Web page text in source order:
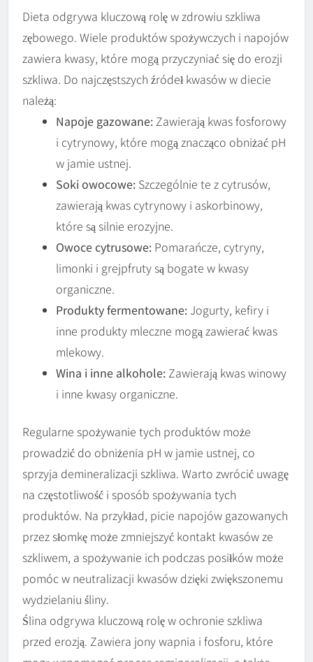
Dieta odgrywa kluczową rolę w zdrowiu szkliwa
zębowego. Wiele produktów spożywczych i napojów
zawiera kwasy, które mogą przyczyniać się do erozji
szkliwa. Do najczęstszych źródeł kwasów w diecie
należą:
Napoje gazowane: Zawierają kwas fosforowy
i cytrynowy, które mogą znacząco obniżać pH
w jamie ustnej.
Soki owocowe: Szczególnie te z cytrusów,
zawierają kwas cytrynowy i askorbinowy,
które są silnie erozyjne.
Owoce cytrusowe: Pomarańcze, cytryny,
limonki i grejpfruty są bogate w kwasy
organiczne.
Produkty fermentowane: Jogurty, kefiry i
inne produkty mleczne mogą zawierać kwas
mlekowy.
Wina i inne alkohole: Zawierają kwas winowy
i inne kwasy organiczne.
Regularne spożywanie tych produktów może
prowadzić do obniżenia pH w jamie ustnej, co
sprzyja demineralizacji szkliwa. Warto zwrócić uwagę
na częstotliwość i sposób spożywania tych
produktów. Na przykład, picie napojów gazowanych
przez słomkę może zmniejszyć kontakt kwasów ze
szkliwem, a spożywanie ich podczas posiłków może
pomóc w neutralizacji kwasów dzięki zwiększonemu
wydzielaniu śliny.
Ślina odgrywa kluczową rolę w ochronie szkliwa
przed erozją. Zawiera jony wapnia i fosforu, które